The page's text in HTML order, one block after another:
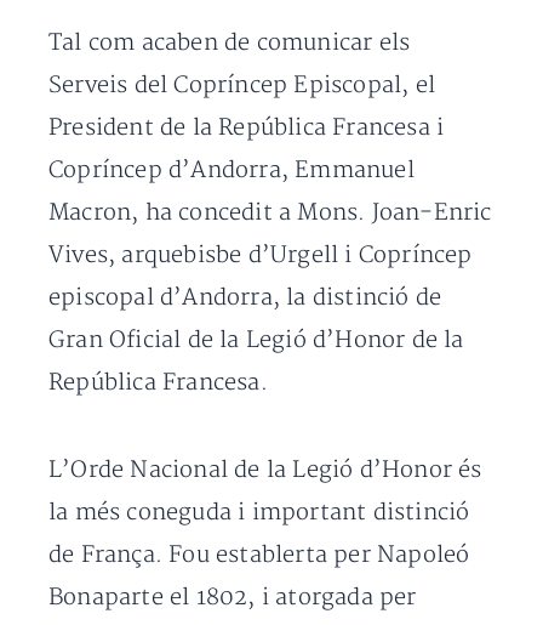
Tal com acaben de comunicar els
Serveis del Copríncep Episcopal, el
President de la República Francesa i
Copríncep d’Andorra, Emmanuel
Macron, ha concedit a Mons. Joan-Enric
Vives, arquebisbe d’Urgell i Copríncep
episcopal d’Andorra, la distinció de
Gran Oficial de la Legió d’Honor de la
República Francesa.
L’Orde Nacional de la Legió d’Honor és
la més coneguda i important distinció
de França. Fou establerta per Napoleó
Bonaparte el 1802, i atorgada per